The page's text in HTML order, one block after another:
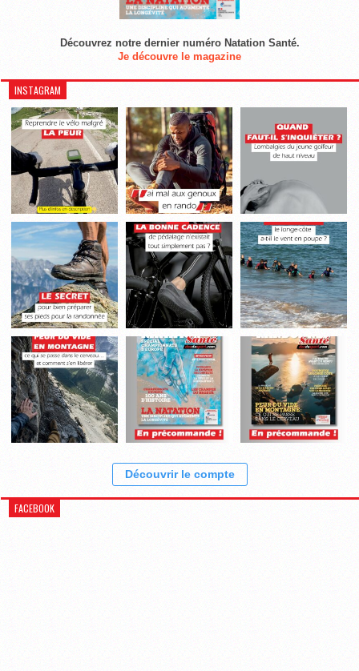
Découvrez notre dernier numéro Natation Santé.
Je découvre le magazine
INSTAGRAM
Découvrir le compte
FACEBOOK